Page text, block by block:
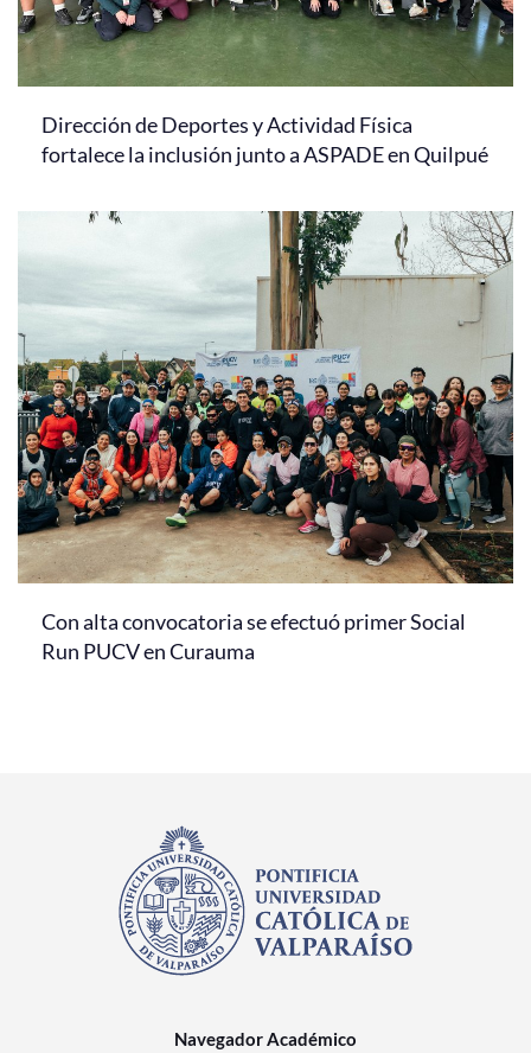
Dirección de Deportes y Actividad Física
fortalece la inclusión junto a ASPADE en Quilpué
Con alta convocatoria se efectuó primer Social
Run PUCV en Curauma
Navegador Académico